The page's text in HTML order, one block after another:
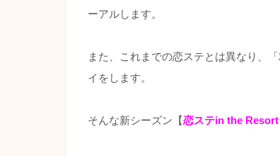
ーアルします。
また、これまでの恋ステとは異なり、
イをします。
そんな新シーズン【恋ステin the Resort